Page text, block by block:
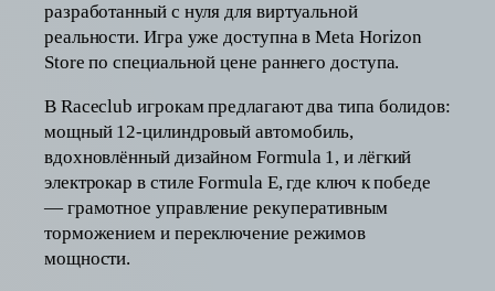
разработанный с нуля для виртуальной
реальности. Игра уже доступна в Meta Horizon
Store по специальной цене раннего доступа.
В Raceclub игрокам предлагают два типа болидов:
мощный 12-цилиндровый автомобиль,
вдохновлённый дизайном Formula 1, и лёгкий
электрокар в стиле Formula E, где ключ к победе
— грамотное управление рекуперативным
торможением и переключение режимов
мощности.